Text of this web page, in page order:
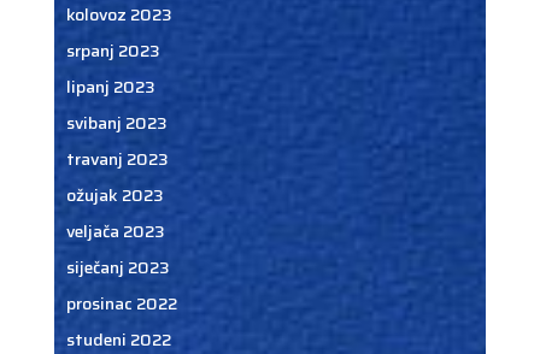
kolovoz 2023
srpanj 2023
lipanj 2023
svibanj 2023
travanj 2023
ožujak 2023
veljača 2023
siječanj 2023
prosinac 2022
studeni 2022